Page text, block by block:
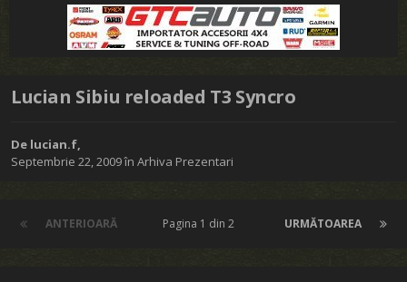
Lucian Sibiu reloaded T3 Syncro
De lucian.f,
Septembrie 22, 2009în Arhiva Prezentari
ANTERIOARĂ URMĂTOAREA
Pagina 1 din 2